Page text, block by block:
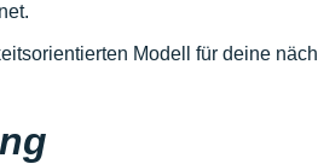
Modell für deine